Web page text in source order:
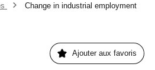
Change in industrial employment
Ajouter aux favoris